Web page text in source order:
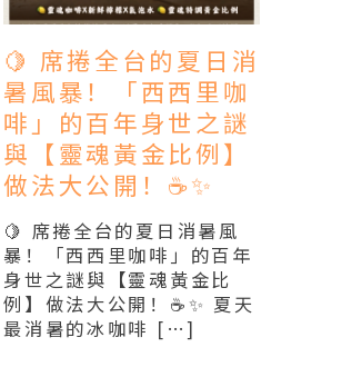
🍋 席捲全台的夏日消
暑風暴！「西西里咖
啡」的百年身世之謎
與【靈魂黃金比例】
做法大公開！☕✨
🍋 席捲全台的夏日消暑風
暴！「西西里咖啡」的百年
身世之謎與【靈魂黃金比
例】做法大公開！☕✨ 夏天
最消暑的冰咖啡 […]